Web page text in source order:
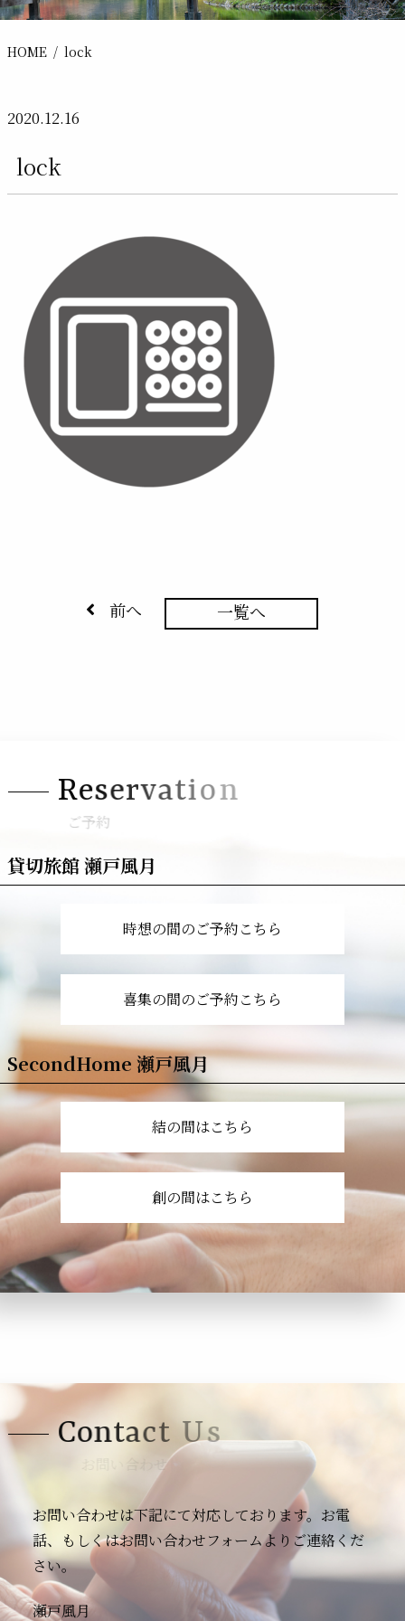
HOME lock
2020.12.16
lock
前へ 一覧へ
Reservation
ご予約
貸切旅館 瀬戸風月
時想の間のご予約こちら
喜集の間のご予約こちら
SecondHome 瀬戸風月
結の間はこちら
創の間はこちら
Contact Us
お問い合わせは下記にて対応しております。お電
話、もしくはお問い合わせフォームよりご連絡くだ
さい。
瀬戸風月